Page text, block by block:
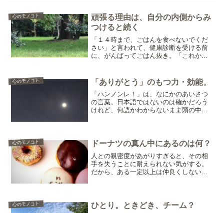
心のモノコト
頑張る理由は、自分の内側からみ
つけると続く
「１４時まで、ごはんを食べないでくだ
さい」と言われて、健康診断を受ける前
に、がんばってごはん抜き。「これから
る「ごはん抜き」ならそれほどつらくな
い。でも、健康診断だから...
心のモノコト 「ありがとう」のもつ力・効能。
「ハンノンレ！」は、なにかのあいさつ
の言葉。日本語ではないのは確かだろう
けれど、何語かわからないまま頭の中に
た。エルフ語（シンダール...
心のモノコト ドーナツの真ん中にあるのは何？
人との親密度があがりすぎると、その相
手を失うことに耐えられない気がする。
だから、ある一定以上は仲良くしない。
くできる。本当の近くでな...
心のモノコト ひとり。ときどき、チーム？